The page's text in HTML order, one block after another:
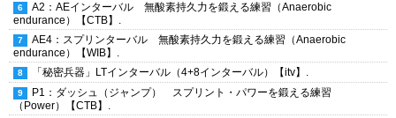
A2：AEインターバル 無酸素持久力を鍛える練習（Anaerobic
endurance）【CTB】.
AE4：スプリンターバル 無酸素持久力を鍛える練習（Anaerobic
endurance）【WIB】.
「秘密兵器」LTインターバル（4+8インターバル）【itv】.
P1：ダッシュ（ジャンプ） スプリント・パワーを鍛える練習
（Power）【CTB】.